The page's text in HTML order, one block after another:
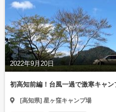
2022年9月20日
初高知前編！台風一過で激寒キャン
[高知県] 星ヶ窪キャンプ場